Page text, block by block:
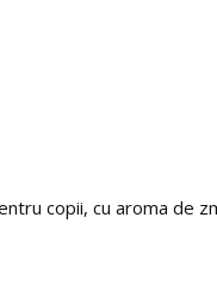
copii, cu aroma de